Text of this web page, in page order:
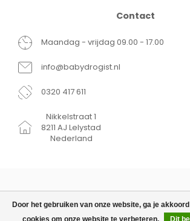
Door het gebruiken van onze website, ga je
cookies om onze website te verbeteren.
Dit
Contact
Maandag - vrijdag 09.00 - 17.00
info@babydrogist.nl
0320 417 611
Nikkelstraat 1
8211 AJ Lelystad
Nederland